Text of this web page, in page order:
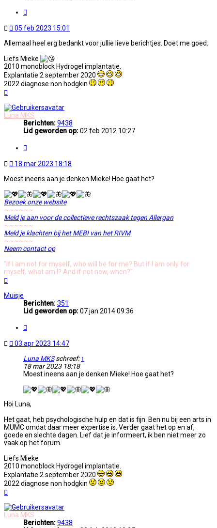
Ongelezen
05 feb 2023 15:01
Allemaal heel erg bedankt voor jullie lieve berichtjes. Doet me goed.
Liefs Mieke
2010 monoblock Hydrogel implantatie.
Explantatie 2 september 2020
2022 diagnose non hodgkin
Luna MKS
Berichten:9438
Lid geworden op:02 feb 2012 10:27
Ongelezen
18 mar 2023 18:18
Moest ineens aan je denken Mieke! Hoe gaat het?
Bezoek onze website
~~~~~~
Meld je aan voor de collectieve rechtszaak tegen Allergan
~~~~~~
Meld je klachten bij het MEBI van het RIVM
~~~~~~
Neem contact op
"If I am not for myself, who will be for me? But if I am only for
myself, what am I? And if not now, when?"
Muisje
Berichten:351
Lid geworden op:07 jan 2014 09:36
Ongelezen
bericht
03 apr 2023 14:47
Luna MKSschreef: ↑
18 mar 2023 18:18
Moest ineens aan je denken Mieke! Hoe gaat het?
Hoi Luna,
Het gaat, heb psychologische hulp en dat is fijn. Ben nu bij een arts in
MUMC omdat daar meer expertise is. Verder gaat het op en af,
goede en slechte dagen. Lief dat je informeert, ik ben niet meer zo
vaak op het forum.
Liefs Mieke
2010 monoblock Hydrogel implantatie.
Explantatie 2 september 2020
2022 diagnose non hodgkin
Luna MKS
Berichten:9438